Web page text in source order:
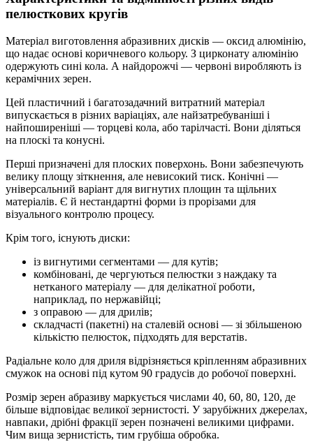
пелюсткових кругів
Матеріал виготовлення абразивних дисків — оксид алюмінію,
що надає основі коричневого кольору. З цирконату алюмінію
одержують сині кола. А найдорожчі — червоні виробляють із
керамічних зерен.
Цей пластичний і багатозадачний витратний матеріал
випускається в різних варіаціях, але найзатребуваніші і
найпоширеніші — торцеві кола, або тарілчасті. Вони діляться
на плоскі та конусні.
Перші призначені для плоских поверхонь. Вони забезпечують
велику площу зіткнення, але невисокий тиск. Конічні —
універсальний варіант для вигнутих площин та щільних
матеріалів. Є й нестандартні форми із прорізами для
візуального контролю процесу.
Крім того, існують диски:
із вигнутими сегментами — для кутів;
комбіновані, де чергуються пелюстки з наждаку та
нетканого матеріалу — для делікатної роботи,
наприклад, по нержавійці;
з оправою — для дрилів;
складчасті (пакетні) на сталевій основі — зі збільшеною
кількістю пелюсток, підходять для верстатів.
Радіальне коло для дриля відрізняється кріпленням абразивних
смужок на основі під кутом 90 градусів до робочої поверхні.
Розмір зерен абразиву маркується числами 40, 60, 80, 120, де
більше відповідає великої зернистості. У зарубіжних джерелах,
навпаки, дрібні фракції зерен позначені великими цифрами.
Чим вища зернистість, тим грубіша обробка.